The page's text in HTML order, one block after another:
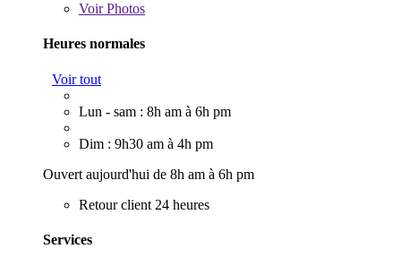
VoirPhotos
Heures normales
Voir tout
Lun - sam : 8h am à 6h pm
Dim : 9h30 am à 4h pm
Ouvert aujourd'hui de 8h am à 6h pm
Retour client 24 heures
Services